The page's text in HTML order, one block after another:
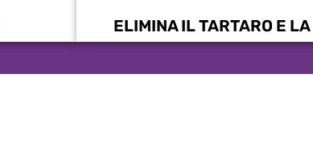
ELIMINA IL TARTARO E